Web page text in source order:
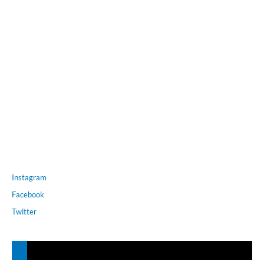
Instagram
Facebook
Twitter